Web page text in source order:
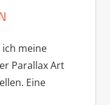
ich meine
Parallax Art
Eine